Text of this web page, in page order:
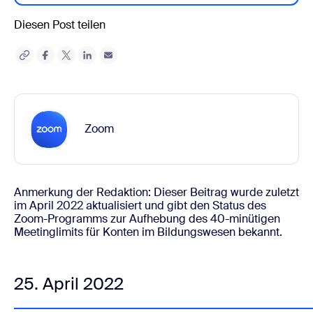
Diesen Post teilen
Zoom
Anmerkung der Redaktion: Dieser Beitrag wurde zuletzt
im April 2022 aktualisiert und gibt den Status des
Zoom-Programms zur Aufhebung des 40-minütigen
Meetinglimits für Konten im Bildungswesen bekannt.
25. April 2022